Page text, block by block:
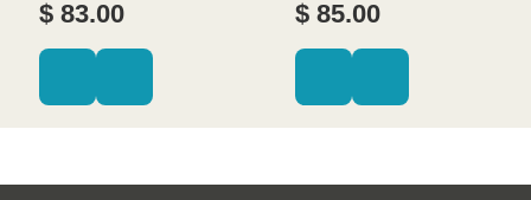
$ 83.00 $ 85.00